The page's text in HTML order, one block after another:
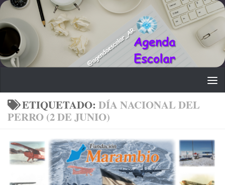
Saltar al contenido
ETIQUETADO: DÍA NACIONAL DEL
PERRO (2 DE JUNIO)